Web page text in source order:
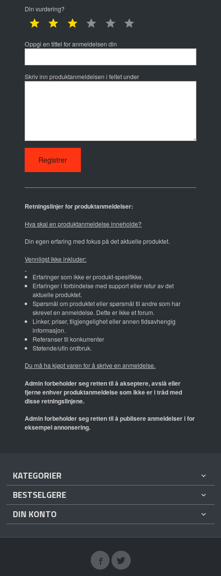
Din vurdering?
1 star 2 star 3 star 4 star 5 star
Oppgi en tittel for anmeldelsen din
Skriv inn produktanmeldelsen i feltet under
Retningslinjer for produktanmeldelser:
Hva skal en produktanmeldelse inneholde?
Din egen erfaring med fokus på det aktuelle produktet.
Vennligst ikke inkluder:
Erfaringer som ikke er produkt-spesifikke.
Erfaringer i forbindelse med support eller retur av det
aktuelle produktet.
Spørsmål om produktet eller spørsmål til andre som har
skrevet en anmeldelse. Dette er ikke et forum.
Linker, priser, tilgjengelighet eller annen tidsavhengig
informasjon.
Referanser til konkurrenter
Støtende/ufin ordbruk.
Du må ha kjøpt varen for å skrive en anmeldelse.
Admin forbeholder seg retten til å akseptere, avslå eller
fjerne enhver produktanmeldelse som ikke er i tråd med
disse retningslinjene.
Admin forbeholder seg retten til å publisere anmeldelser i for
eksempel annonsering.
KATEGORIER
BESTSELGERE
DIN KONTO